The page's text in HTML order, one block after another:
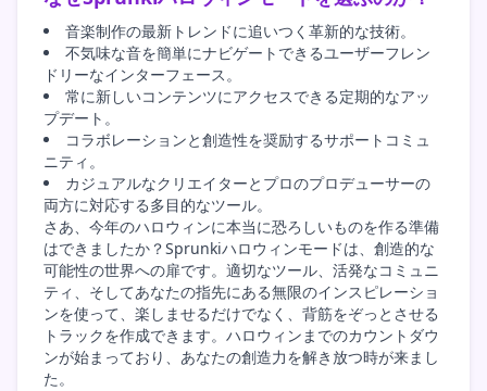
音楽制作の最新トレンドに追いつく革新的な技術。
不気味な音を簡単にナビゲートできるユーザーフレン
ドリーなインターフェース。
常に新しいコンテンツにアクセスできる定期的なアッ
プデート。
コラボレーションと創造性を奨励するサポートコミュ
ニティ。
カジュアルなクリエイターとプロのプロデューサーの
両方に対応する多目的なツール。
さあ、今年のハロウィンに本当に恐ろしいものを作る準備
はできましたか？Sprunkiハロウィンモードは、創造的な
可能性の世界への扉です。適切なツール、活発なコミュニ
ティ、そしてあなたの指先にある無限のインスピレーショ
ンを使って、楽しませるだけでなく、背筋をぞっとさせる
トラックを作成できます。ハロウィンまでのカウントダウ
ンが始まっており、あなたの創造力を解き放つ時が来まし
た。